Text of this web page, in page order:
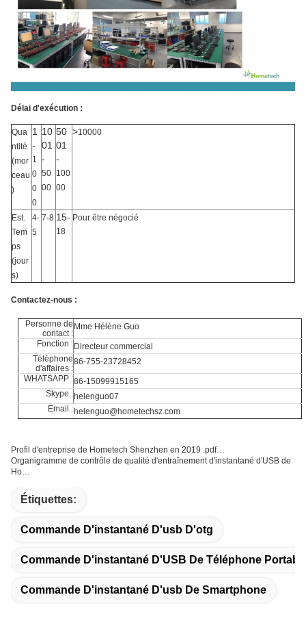
Délai d'exécution :
Qua
ntité
(mor
ceau
)
1
-
1
0
0
0
10
01
-
50
00
50
01
-
100
00
>10000
Est.
Tem
ps
(jour
s)
4-
5
7-8 15-
18
Pour être négocié
Contactez-nous :
Personne de
contact :
Mme Hélène Guo
Fonction :Directeur commercial
Téléphone
d'affaires :
86-755-23728452
WHATSAPP :86-15099915165
Skype :helenguo07
Email :helenguo@hometechsz.com
Profil d'entreprise de Hometech Shenzhen en 2019 .pdf…
Organigramme de contrôle de qualité d'entraînement d'instantané d'USB de
Ho…
Étiquettes:
Commande D'instantané D'usb D'otg
Commande D'instantané D'USB De Téléphone
Commande D'instantané D'usb De Smartphone